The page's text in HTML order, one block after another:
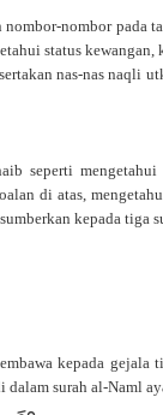
nombor-nombor pada
status kewangan,
nas-nas naqli
seperti
di atas,
kepada tiga
kepada
surah al-Naml